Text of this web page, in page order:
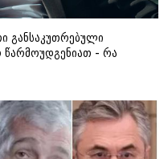
განსაკუთრებული
წარმოუდგენიათ - რა